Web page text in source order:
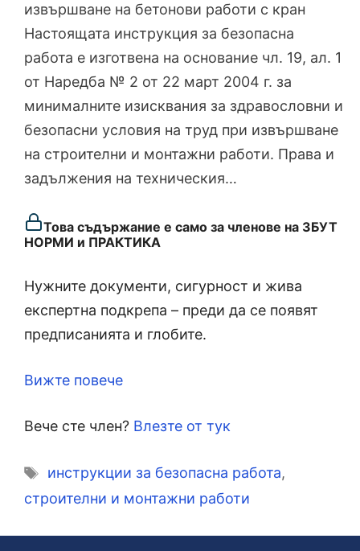
извършване на бетонови работи с кран
Настоящата инструкция за безопасна
работа е изготвена на основание чл. 19, ал. 1
от Наредба № 2 от 22 март 2004 г. за
минималните изисквания за здравословни и
безопасни условия на труд при извършване
на строителни и монтажни работи. Права и
задължения на техническия…
Това съдържание е само за членове на ЗБУТ
НОРМИ и ПРАКТИКА
Нужните документи, сигурност и жива
експертна подкрепа – преди да се появят
предписанията и глобите.
Вижте повече
Вече сте член? Влезте от тук
Етикети
инструкции за безопасна работа,
строителни и монтажни работи